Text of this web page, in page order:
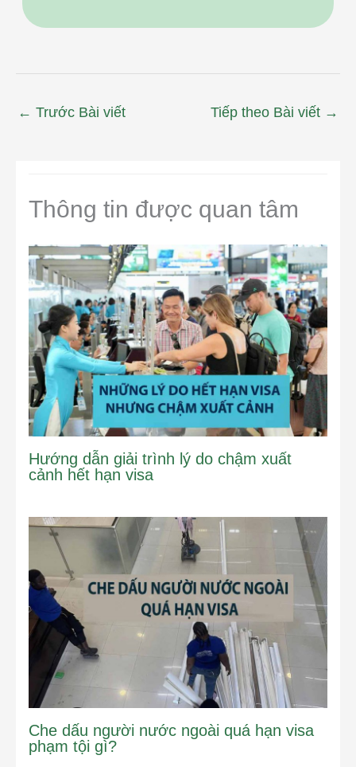
← Trước Bài viết Tiếp theo Bài viết →
Thông tin được quan tâm
Hướng dẫn giải trình lý do chậm xuất
cảnh hết hạn visa
Che dấu người nước ngoài quá hạn visa
phạm tội gì?